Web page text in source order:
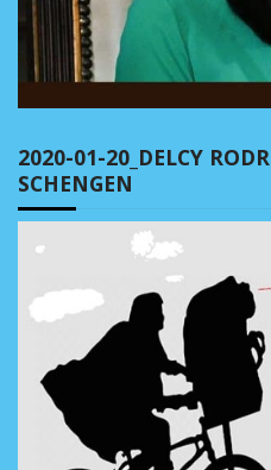
2020-01-20_DELCY
SCHENGEN